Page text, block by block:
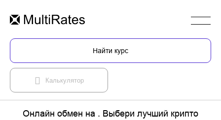
Найти курс
Калькулятор
Онлайн обмен на . Выбери лучший крипто